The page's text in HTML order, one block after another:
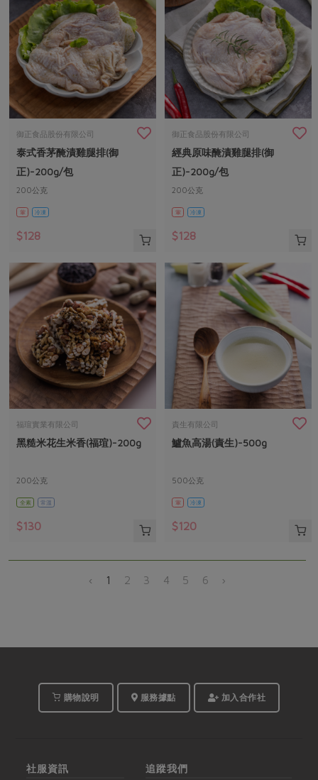
御正食品股份有限公司
泰式香茅醃漬雞腿排(御
正)-200g/包
200公克
葷 冷凍
$128
御正食品股份有限公司
經典原味醃漬雞腿排(御
正)-200g/包
200公克
葷 冷凍
$128
福瑄實業有限公司
黑糙米花生米香(福瑄)-200g
200公克
全素 常溫
$130
責生有限公司
鱸魚高湯(責生)-500g
500公克
葷 冷凍
$120
‹ 1 2 3 4 5 6 ›
購物說明 服務據點 加入合作社
社服資訊 追蹤我們